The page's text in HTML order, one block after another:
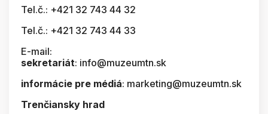
Tel.č.: +421 32 743 44 32
Tel.č.: +421 32 743 44 33
E-mail:
sekretariát: info@muzeumtn.sk
informácie pre médiá: marketing@muzeumtn.sk
Trenčiansky hrad